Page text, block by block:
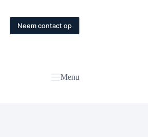
Neem contact op
Menu